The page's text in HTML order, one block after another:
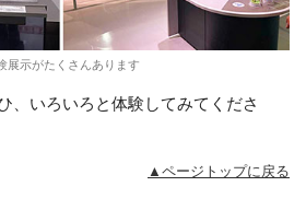
展示がたくさんあります
、いろいろと体験してみてくださ
▲ページトップに戻る